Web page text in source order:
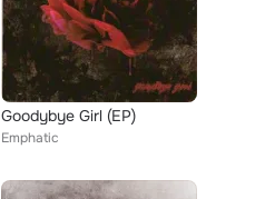
Goodybye Girl (EP)
Emphatic